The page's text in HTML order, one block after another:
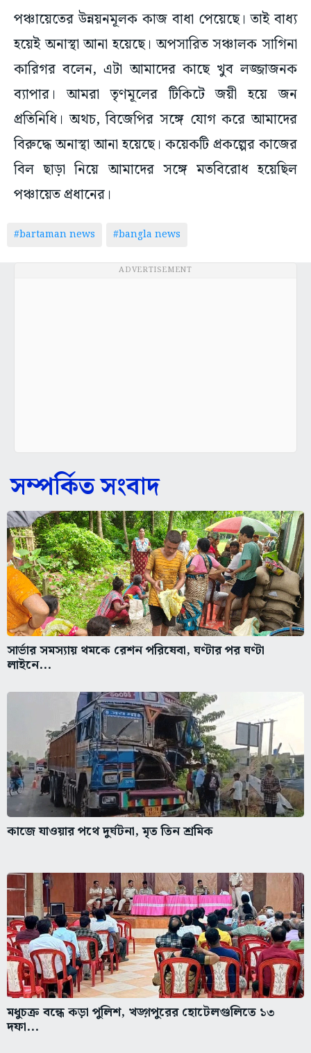
পঞ্চায়েতের উন্নয়নমূলক কাজ বাধা পেয়েছে। তাই বাধ্য
হয়েই অনাস্থা আনা হয়েছে। অপসারিত সঞ্চালক সাগিনা
কারিগর বলেন, এটা আমাদের কাছে খুব লজ্জাজনক
ব্যাপার। আমরা তৃণমূলের টিকিটে জয়ী হয়ে জন
প্রতিনিধি। অথচ, বিজেপির সঙ্গে যোগ করে আমাদের
বিরুদ্ধে অনাস্থা আনা হয়েছে। কয়েকটি প্রকল্পের কাজের
বিল ছাড়া নিয়ে আমাদের সঙ্গে মতবিরোধ হয়েছিল
পঞ্চায়েত প্রধানের।
#bartaman news #bangla news
ADVERTISEMENT
সম্পর্কিত সংবাদ
সার্ভার সমস্যায় থমকে রেশন পরিষেবা, ঘণ্টার পর ঘণ্টা
লাইনে...
কাজে যাওয়ার পথে দুর্ঘটনা, মৃত তিন শ্রমিক
মধুচক্র বন্ধে কড়া পুলিশ, খড়্গপুরের হোটেলগুলিতে ১৩
দফা...